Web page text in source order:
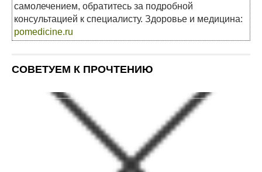
самолечением, обратитесь за подробной
консультацией к специалисту. Здоровье и медицина:
pomedicine.ru
СОВЕТУЕМ К ПРОЧТЕНИЮ